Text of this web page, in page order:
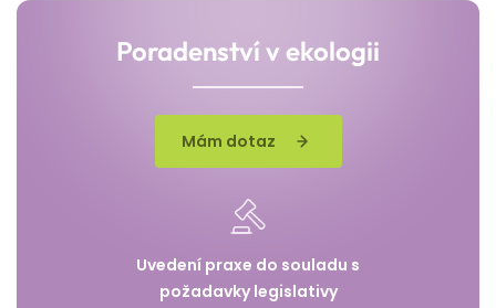
Poradenství v ekologii
Mám dotaz
Uvedení praxe do souladu s
požadavky legislativy